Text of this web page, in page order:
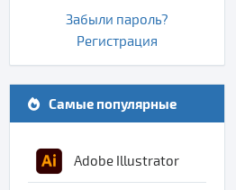
Забыли пароль?
Регистрация
Самые популярные
Adobe Illustrator